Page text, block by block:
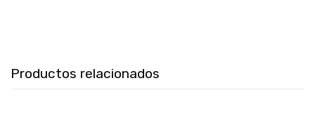
Productos relacionados